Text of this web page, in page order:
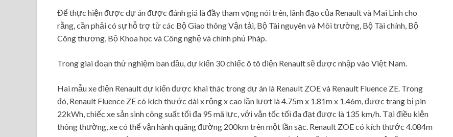
Để thực hiện được dự án được đánh giá là đầy tham vọng nói trên, lãnh đạo của Renault và Mai Linh cho
rằng, cần phải có sự hỗ trợ từ các Bộ Giao thông Vận tải, Bộ Tài nguyên và Môi trường, Bộ Tài chính, Bộ
Công thương, Bộ Khoa học và Công nghệ và chính phủ Pháp.
Trong giai đoạn thử nghiệm ban đầu, dự kiến 30 chiếc ô tô điện Renault sẽ được nhập vào Việt Nam.
Hai mẫu xe điện Renault dự kiến được khai thác trong dự án là Renault ZOE và Renault Fluence ZE. Trong
đó, Renault Fluence ZE có kích thước dài x rộng x cao lần lượt là 4.75m x 1.81m x 1.46m, được trang bị pin
22kWh, chiếc xe sản sinh công suất tối đa 95 mã lực, với vận tốc tối đa đạt được là 135 km/h. Tại điều kiện
thông thường, xe có thể vận hành quãng đường 200km trên một lần sạc. Renault ZOE có kích thước 4.084m